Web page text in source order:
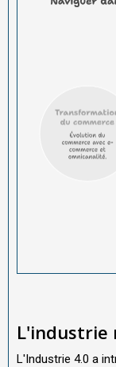
L'industrie
L'Industrie 4.0 a